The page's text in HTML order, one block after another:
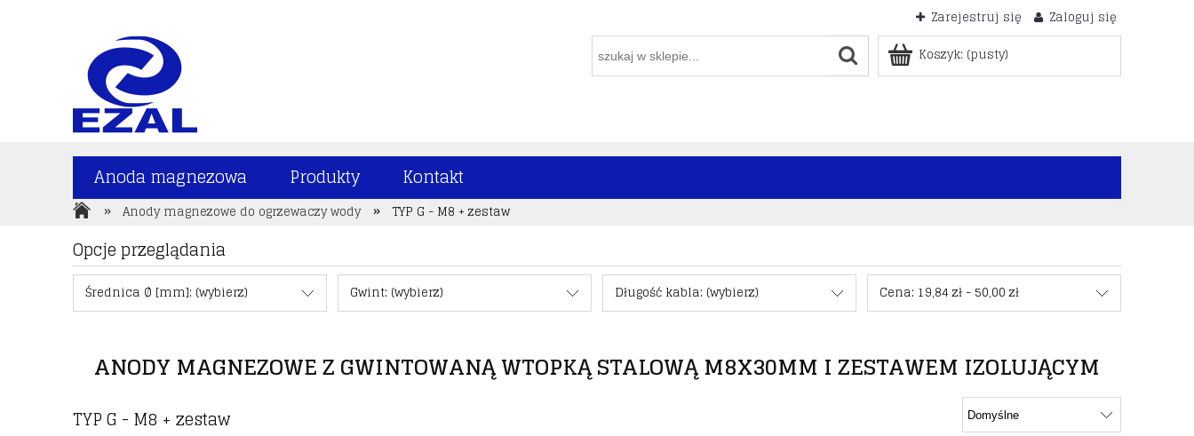
Zarejestruj się
Zaloguj się
Koszyk: (pusty)
Anoda magnezowa Produkty Kontakt
» Anody magnezowe do ogrzewaczy wody » TYP G - M8 + zestaw
Opcje przeglądania
Średnica Ø [mm]: (wybierz) Gwint: (wybierz) Długość kabla: (wybierz) Cena: 19,84 zł - 50,00 zł
ANODY MAGNEZOWE Z GWINTOWANĄ WTOPKĄ STALOWĄ M8X30MM I ZESTAWEM IZOLUJĄCYM
TYP G - M8 + zestaw